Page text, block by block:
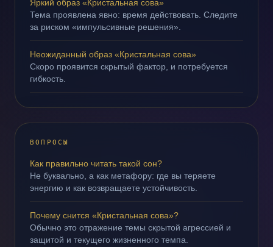
Яркий образ «Кристальная сова»
Тема проявлена явно: время действовать. Следите
за риском «импульсивные решения».
Неожиданный образ «Кристальная сова»
Скоро проявится скрытый фактор, и потребуется
гибкость.
ВОПРОСЫ
Как правильно читать такой сон?
Не буквально, а как метафору: где вы теряете
энергию и как возвращаете устойчивость.
Почему снится «Кристальная сова»?
Обычно это отражение темы скрытой агрессией и
защитой и текущего жизненного темпа.